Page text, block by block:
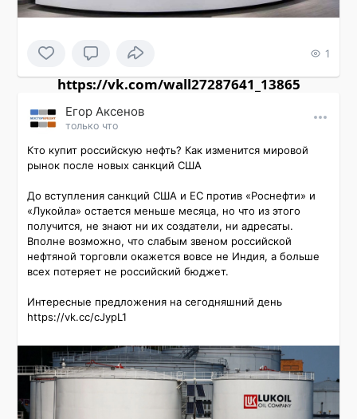
1
https://vk.com/wall27287641_13865
Εгор Αксенов
только что
Кто купит российскую нефть? Как изменится мировой
рынок после новых санкций США
До вступления санкций США и ЕС против «Роснефти» и
«Лукойла» остается меньше месяца, но что из этого
получится, не знают ни их создатели, ни адресаты.
Вполне возможно, что слабым звеном российской
нефтяной торговли окажется вовсе не Индия, а больше
всех потеряет не российский бюджет.
Интересные предложения на сегодняшний день
https://vk.cc/cJypL1